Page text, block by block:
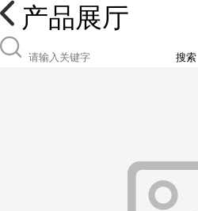
产品展厅
搜索